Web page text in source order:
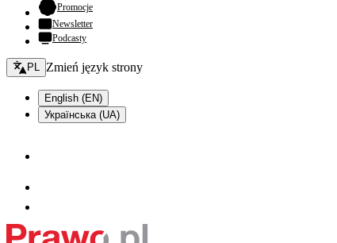
Promocje- otwiera się w nowej karcie
Newsletter
Podcasty
Zmień język - bieżący:
PL Zmień język strony
English (EN)
Українська (UA)